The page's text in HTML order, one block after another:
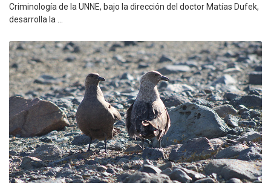
Criminología de la UNNE, bajo la dirección del doctor Matías Dufek,
desarrolla la ...